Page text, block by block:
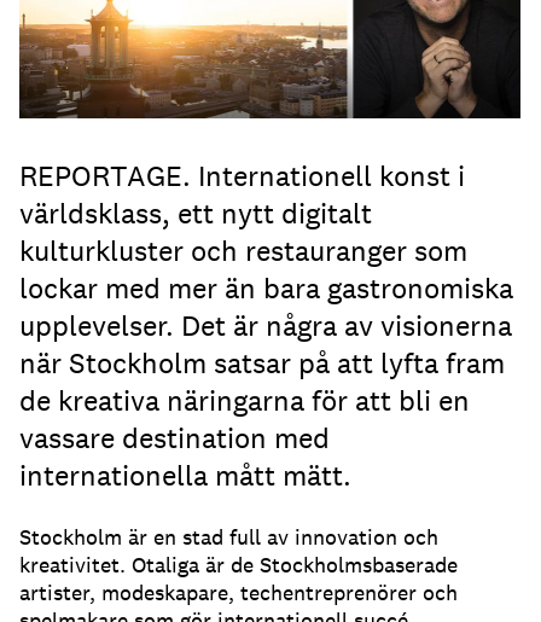
REPORTAGE. Internationell konst i
världsklass, ett nytt digitalt
kulturkluster och restauranger som
lockar med mer än bara gastronomiska
upplevelser. Det är några av visionerna
när Stockholm satsar på att lyfta fram
de kreativa näringarna för att bli en
vassare destination med
internationella mått mätt.
Stockholm är en stad full av innovation och
kreativitet. Otaliga är de Stockholmsbaserade
artister, modeskapare, techentreprenörer och